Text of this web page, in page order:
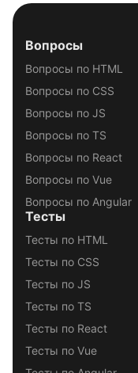
Вопросы
Вопросы по HTML
Вопросы по CSS
Вопросы по JS
Вопросы по TS
Вопросы по React
Вопросы по Vue
Вопросы по Angular
Тесты
Тесты по HTML
Тесты по CSS
Тесты по JS
Тесты по TS
Тесты по React
Тесты по Vue